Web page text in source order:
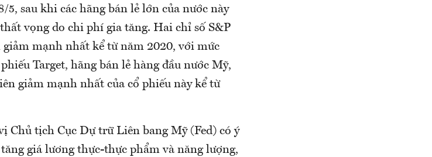
sau khi các hãng bán lẻ lớn của nước này
vọng do chi phí gia tăng. Hai chỉ số S&P
giảm mạnh nhất kể từ năm 2020, với mức
Target, hãng bán lẻ hàng đầu nước Mỹ,
giảm mạnh nhất của cổ phiếu này kể từ
Chủ tịch Cục Dự trữ Liên bang Mỹ (Fed) có ý
giá lương thực-thực phẩm và năng lượng,